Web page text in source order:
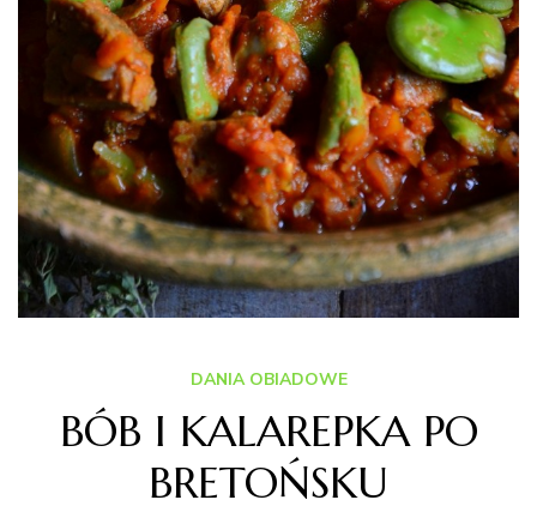
DANIA OBIADOWE
BÓB I KALAREPKA PO
BRETOŃSKU